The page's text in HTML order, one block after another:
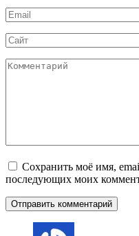
Email
*
Сайт
Комментарий
Сохранить моё имя,
последующих моих